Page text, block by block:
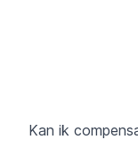
Kan ik